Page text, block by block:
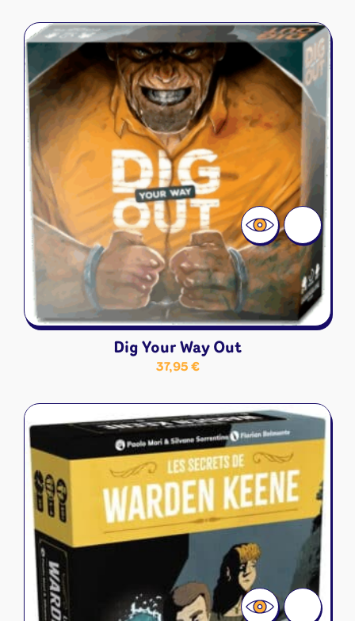
Dig Your Way Out
37,95 €